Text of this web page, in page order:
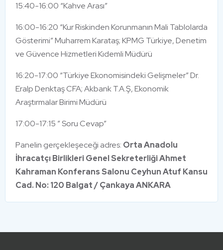
15:40-16:00 “Kahve Arası”
16:00-16:20 “Kur Riskinden Korunmanın Mali Tablolarda
Gösterimi” Muharrem Karataş; KPMG Türkiye, Denetim
ve Güvence Hizmetleri Kıdemli Müdürü
16:20-17:00 “Türkiye Ekonomisindeki Gelişmeler” Dr.
Eralp Denktaş CFA; Akbank T.A.Ş, Ekonomik
Araştırmalar Birimi Müdürü
17:00-17:15 ” Soru Cevap”
Panelin gerçekleşeceği adres: Orta Anadolu
İhracatçı Birlikleri Genel Sekreterliği Ahmet
Kahraman Konferans Salonu Ceyhun Atuf Kansu
Cad. No: 120 Balgat / Çankaya ANKARA